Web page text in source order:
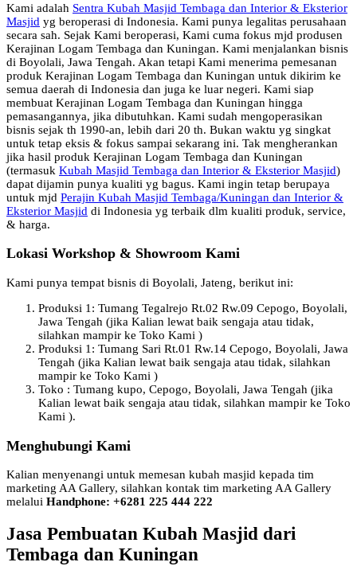
Kami adalah Sentra Kubah Masjid Tembaga dan Interior & Eksterior
Masjid yg beroperasi di Indonesia. Kami punya legalitas perusahaan
secara sah. Sejak Kami beroperasi, Kami cuma fokus mjd produsen
Kerajinan Logam Tembaga dan Kuningan. Kami menjalankan bisnis
di Boyolali, Jawa Tengah. Akan tetapi Kami menerima pemesanan
produk Kerajinan Logam Tembaga dan Kuningan untuk dikirim ke
semua daerah di Indonesia dan juga ke luar negeri. Kami siap
membuat Kerajinan Logam Tembaga dan Kuningan hingga
pemasangannya, jika dibutuhkan. Kami sudah mengoperasikan
bisnis sejak th 1990-an, lebih dari 20 th. Bukan waktu yg singkat
untuk tetap eksis & fokus sampai sekarang ini. Tak mengherankan
jika hasil produk Kerajinan Logam Tembaga dan Kuningan
(termasuk Kubah Masjid Tembaga dan Interior & Eksterior Masjid)
dapat dijamin punya kualiti yg bagus. Kami ingin tetap berupaya
untuk mjd Perajin Kubah Masjid Tembaga/Kuningan dan Interior &
Eksterior Masjid di Indonesia yg terbaik dlm kualiti produk, service,
& harga.
Lokasi Workshop & Showroom Kami
Kami punya tempat bisnis di Boyolali, Jateng, berikut ini:
Produksi 1: Tumang Tegalrejo Rt.02 Rw.09 Cepogo, Boyolali,
Jawa Tengah (jika Kalian lewat baik sengaja atau tidak,
silahkan mampir ke Toko Kami )
Produksi 1: Tumang Sari Rt.01 Rw.14 Cepogo, Boyolali, Jawa
Tengah (jika Kalian lewat baik sengaja atau tidak, silahkan
mampir ke Toko Kami )
Toko : Tumang kupo, Cepogo, Boyolali, Jawa Tengah (jika
Kalian lewat baik sengaja atau tidak, silahkan mampir ke Toko
Kami ).
Menghubungi Kami
Kalian menyenangi untuk memesan kubah masjid kepada tim
marketing AA Gallery, silahkan kontak tim marketing AA Gallery
melalui Handphone: +6281 225 444 222
Jasa Pembuatan Kubah Masjid dari
Tembaga dan Kuningan